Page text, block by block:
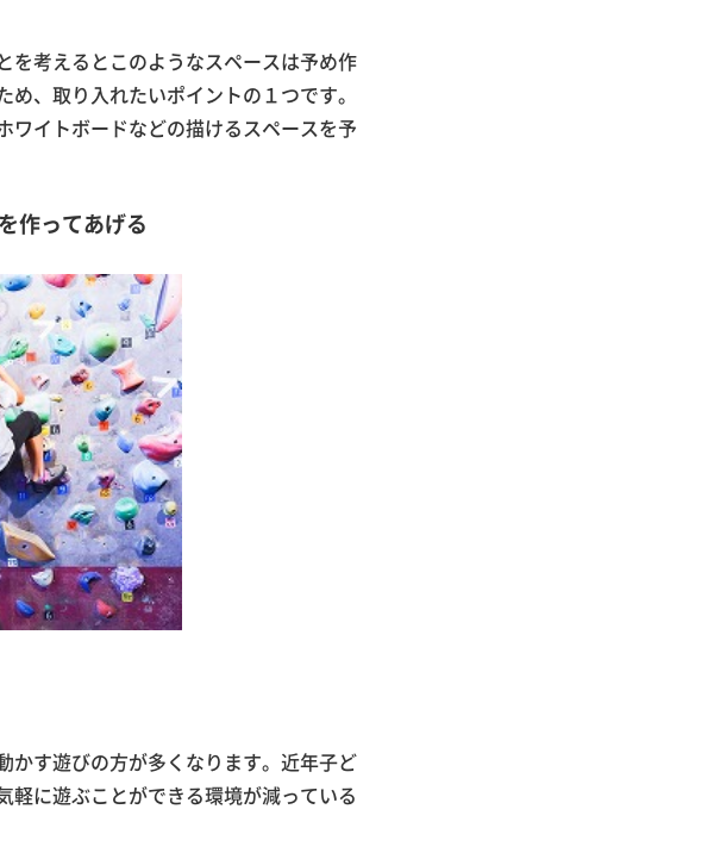
を考えるとこのようなスペースは予め作
、取り入れたいポイントの１つです。
ワイトボードなどの描けるスペースを予
作ってあげる
かす遊びの方が多くなります。近年子ど
軽に遊ぶことができる環境が減っている